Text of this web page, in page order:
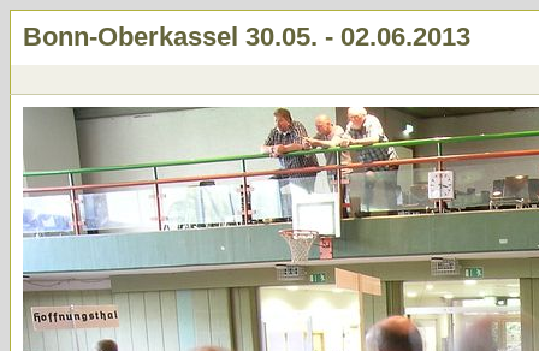
Bonn-Oberkassel 30.05. - 02.06.2013